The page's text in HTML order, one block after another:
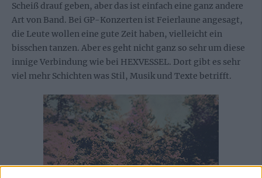
Scheiß drauf geben, aber das ist einfach eine ganz andere
Art von Band. Bei GP-Konzerten ist Feierlaune angesagt,
die Leute wollen eine gute Zeit haben, vielleicht ein
bisschen tanzen. Aber es geht nicht ganz so sehr um diese
innige Verbindung wie bei HEXVESSEL. Dort gibt es sehr
viel mehr Schichten was Stil, Musik und Texte betrifft.